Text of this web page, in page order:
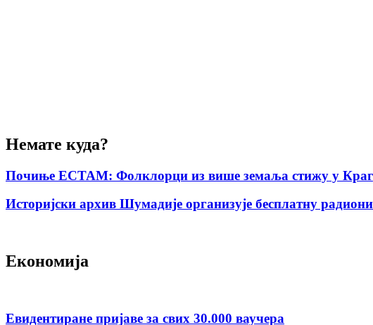
Немате куда?
Почиње ЕСТАМ: Фолклорци из више земаља стижу у
Историјски архив Шумадије организује бесплатну
Економија
Евидентиране пријаве за свих 30.000 ваучера